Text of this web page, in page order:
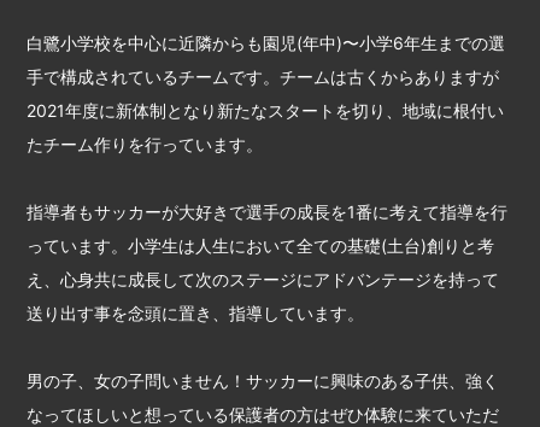
白鷺小学校を中心に近隣からも園児(年中)〜小学6年生までの選
手で構成されているチームです。チームは古くからありますが
2021年度に新体制となり新たなスタートを切り、地域に根付い
たチーム作りを行っています。
指導者もサッカーが大好きで選手の成長を1番に考えて指導を行
っています。小学生は人生において全ての基礎(土台)創りと考
え、心身共に成長して次のステージにアドバンテージを持って
送り出す事を念頭に置き、指導しています。
男の子、女の子問いません！サッカーに興味のある子供、強く
なってほしいと想っている保護者の方はぜひ体験に来ていただ